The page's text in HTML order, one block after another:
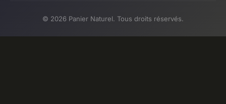
© 2026 Panier Naturel. Tous droits réservés.